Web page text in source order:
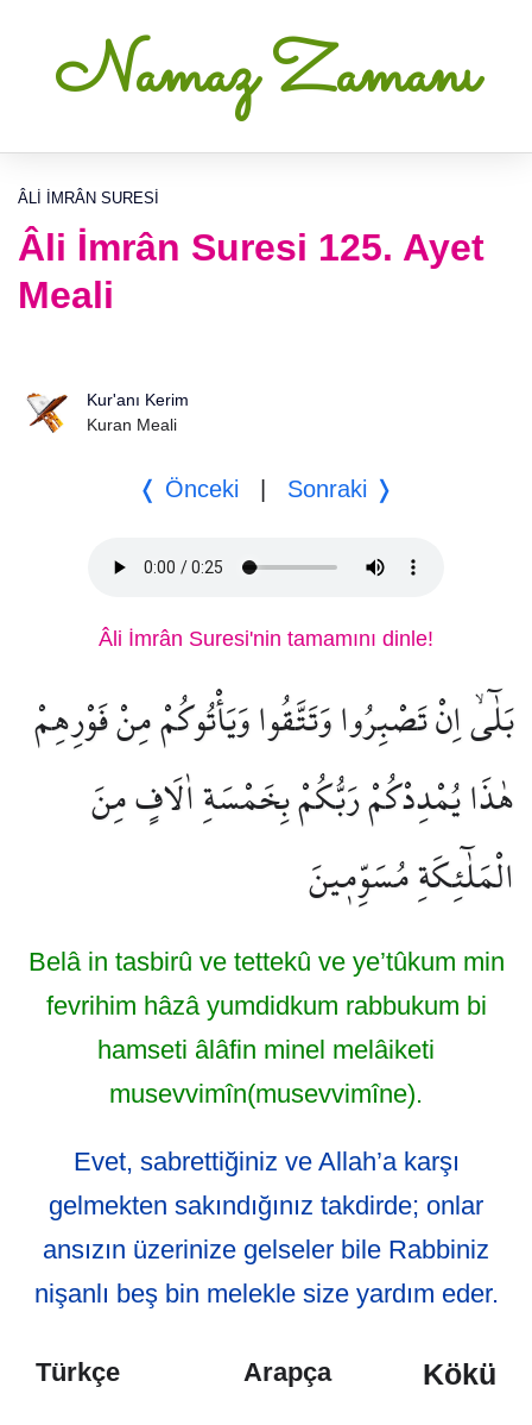
Namaz Zamanı
ÂLI İMRÂN SURESI
Âli İmrân Suresi 125. Ayet
Meali
Kur'anı Kerim
Kuran Meali
❬ Önceki Sonraki ❭
Âli İmrân Suresi'nin tamamını dinle!
بَلٰٓىۙ اِنْ تَصْبِرُوا وَتَتَّقُوا وَيَأْتُوكُمْ مِنْ فَوْرِهِمْ
هٰذَا يُمْدِدْكُمْ رَبُّكُمْ بِخَمْسَةِ اٰلَافٍ مِنَ
الْمَلٰٓئِكَةِ مُسَوِّم۪ينَ
Belâ in tasbirû ve tettekû ve ye’tûkum min
fevrihim hâzâ yumdidkum rabbukum bi
hamseti âlâfin minel melâiketi
musevvimîn(musevvimîne).
Evet, sabrettiğiniz ve Allah’a karşı
gelmekten sakındığınız takdirde; onlar
ansızın üzerinize gelseler bile Rabbiniz
nişanlı beş bin melekle size yardım eder.
Türkçe Arapça Kökü